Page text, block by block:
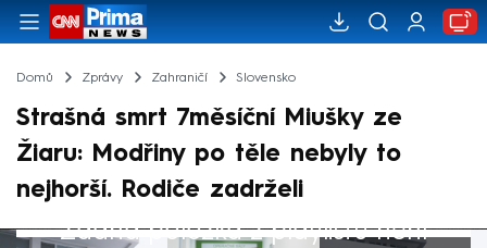
Domů Zprávy Zahraničí Slovensko
Strašná smrt 7měsíční Miušky ze
Žiaru: Modřiny po těle nebyly to
nejhorší. Rodiče zadrželi
Žádná položka z playlistu není